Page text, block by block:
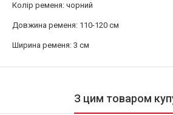
Колір ременя: чорний
Довжина ременя: 110-120 см
Ширина ременя: 3 см
З цим товаром